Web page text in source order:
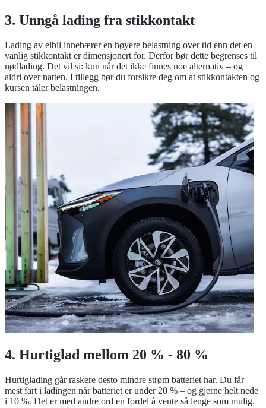
3. Unngå lading fra stikkontakt
Lading av elbil innebærer en høyere belastning over tid enn det en
vanlig stikkontakt er dimensjonert for. Derfor bør dette begrenses til
nødlading. Det vil si: kun når det ikke finnes noe alternativ – og
aldri over natten. I tillegg bør du forsikre deg om at stikkontakten og
kursen tåler belastningen.
4. Hurtiglad mellom 20 % - 80 %
Hurtiglading går raskere desto mindre strøm batteriet har. Du får
mest fart i ladingen når batteriet er under 20 % – og gjerne helt nede
i 10 %. Det er med andre ord en fordel å vente så lenge som mulig.